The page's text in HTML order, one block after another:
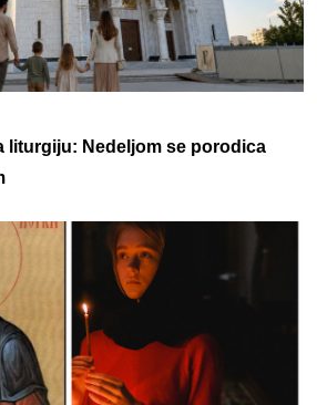
liturgiju: Nedeljom se porodica